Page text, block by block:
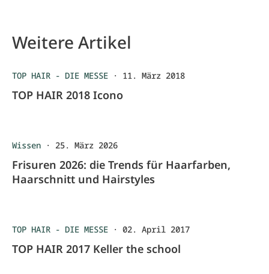
Weitere Artikel
TOP HAIR - DIE MESSE · 11. März 2018
TOP HAIR 2018 Icono
Wissen · 25. März 2026
Frisuren 2026: die Trends für Haarfarben,
Haarschnitt und Hairstyles
TOP HAIR - DIE MESSE · 02. April 2017
TOP HAIR 2017 Keller the school